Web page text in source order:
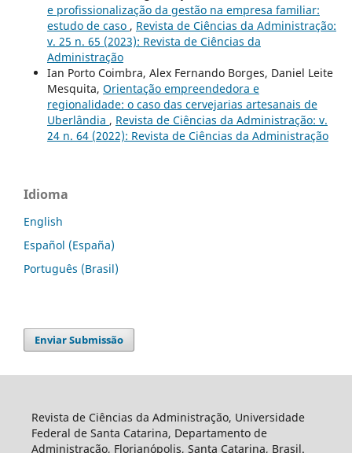
e profissionalização da gestão na empresa familiar:
estudo de caso , Revista de Ciências da Administração:
v. 25 n. 65 (2023): Revista de Ciências da
Administração
Ian Porto Coimbra, Alex Fernando Borges, Daniel Leite
Mesquita, Orientação empreendedora e
regionalidade: o caso das cervejarias artesanais de
Uberlândia , Revista de Ciências da Administração: v.
24 n. 64 (2022): Revista de Ciências da Administração
Idioma
English
Español (España)
Português (Brasil)
Enviar Submissão
Revista de Ciências da Administração, Universidade
Federal de Santa Catarina, Departamento de
Administração, Florianópolis, Santa Catarina, Brasil.